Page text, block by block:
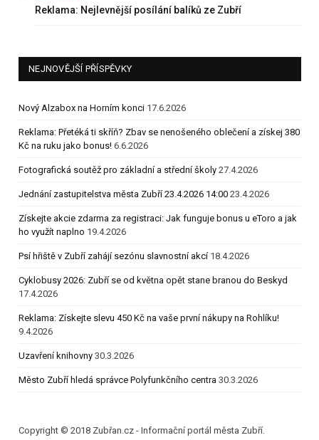
Reklama: Nejlevnější posílání balíků ze Zubří
NEJNOVĚJŠÍ PŘÍSPĚVKY
Nový Alzabox na Horním konci 17.6.2026
Reklama: Přetéká ti skříň? Zbav se nenošeného oblečení a získej 380
Kč na ruku jako bonus! 6.6.2026
Fotografická soutěž pro základní a střední školy 27.4.2026
Jednání zastupitelstva města Zubří 23.4.2026 14:00 23.4.2026
Získejte akcie zdarma za registraci: Jak funguje bonus u eToro a jak
ho využít naplno 19.4.2026
Psí hřiště v Zubří zahájí sezónu slavnostní akcí 18.4.2026
Cyklobusy 2026: Zubří se od května opět stane branou do Beskyd
17.4.2026
Reklama: Získejte slevu 450 Kč na vaše první nákupy na Rohlíku!
9.4.2026
Uzavření knihovny 30.3.2026
Město Zubří hledá správce Polyfunkčního centra 30.3.2026
Copyright © 2018 Zubřan.cz - Informační portál města Zubří.